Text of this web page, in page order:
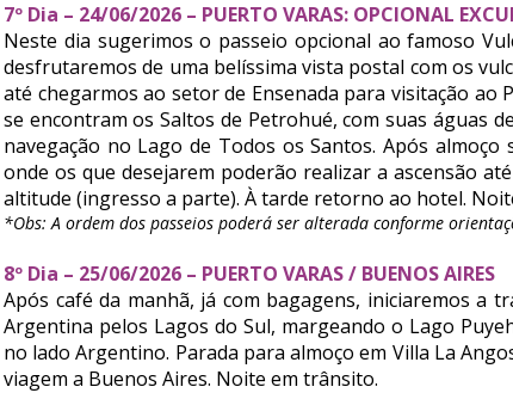
7º Dia – 24/06/2026 – PUERTO VARAS: OPCIONAL
Neste dia sugerimos o passeio opcional ao famoso
desfrutaremos de uma belíssima vista postal com os
até chegarmos ao setor de Ensenada para visitação ao
se encontram os Saltos de Petrohué, com suas águas
navegação no Lago de Todos os Santos. Após
onde os que desejarem poderão realizar a ascensão
altitude (ingresso a parte). À tarde retorno ao hotel.
*Obs: A ordem dos passeios poderá ser alterada conforme
8º Dia – 25/06/2026 – PUERTO VARAS / BUENOS AIRES
Após café da manhã, já com bagagens, iniciaremos a
Argentina pelos Lagos do Sul, margeando o Lago
no lado Argentino. Parada para almoço em Villa La
viagem a Buenos Aires. Noite em trânsito.